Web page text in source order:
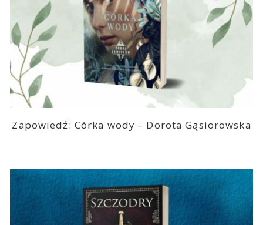
Zapowiedź: Córka wody – Dorota Gąsiorowska